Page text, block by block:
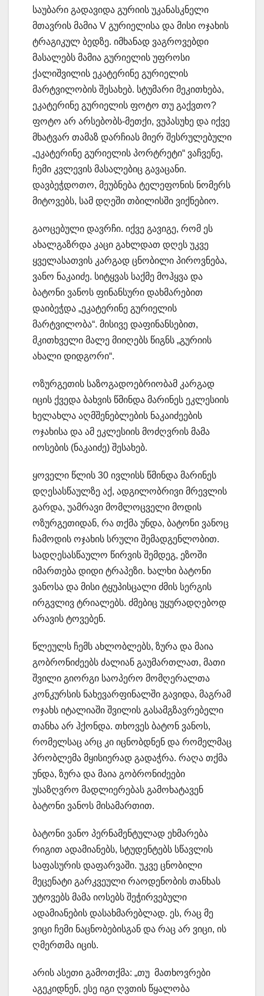
საუბარი გადავიდა გურიის უკანასკნელი
მთავრის მამია V გურიელისა და მისი ოჯახის
ტრაგიკულ ბედზე. იმხანად ვაგროვებდი
მასალებს მამია გურიელის უფროსი
ქალიშვილის ეკატერინე გურიელის
მარტვილობის შესახებ. სტუმარი მეკითხება,
ეკატერინე გურიელის ფოტო თუ გაქვთო?
ფოტო არ არსებობს-მეთქი, ვუპასუხე და იქვე
მხატვარ თამაზ დარჩიას მიერ შესრულებული
„ეკატერინე გურიელის პორტრეტი“ ვაჩვენე,
ჩემი კვლევის მასალებიც გავაცანი.
დავბეჭდოთო, მეუბნება ტელეფონის ნომერს
მიტოვებს, სამ დღეში თბილისში ვიქნებიო.
გაოცებული დავრჩი. იქვე გავიგე, რომ ეს
ახალგაზრდა კაცი გახლდათ დღეს უკვე
ყველასათვის კარგად ცნობილი პიროვნება,
ვანო ნაკაიძე. სიტყვას საქმე მოჰყვა და
ბატონი ვანოს ფინანსური დახმარებით
დაიბეჭდა „ეკატერინე გურიელის
მარტვილობა“. მისივე დაფინანსებით,
მკითხველი მალე მიიღებს წიგნს „გურიის
ახალი დიდგორი“.
ოზურგეთის საზოგადოებრიობამ კარგად
იცის ქვედა ბახვის წმინდა მარინეს ეკლესიის
ხელახლა აღმშენებლების ნაკაიძეების
ოჯახისა და ამ ეკლესიის მოძღვრის მამა
იოსების (ნაკაიძე) შესახებ.
ყოველი წლის 30 ივლისს წმინდა მარინეს
დღესასწაულზე აქ, ადგილობრივი მრევლის
გარდა, უამრავი მომლოცველი მოდის
ოზურგეთიდან, რა თქმა უნდა, ბატონი ვანოც
ჩამოდის ოჯახის სრული შემადგენლობით.
სადღესასწაულო წირვის შემდეგ, ეზოში
იმართება დიდი ტრაპეზი. ხალხი ბატონი
ვანოსა და მისი ტყუპისცალი ძმის სერგის
ირგვლივ ტრიალებს. ძმებიც უყურადღებოდ
არავის ტოვებენ.
წლეულს ჩემს ახლობლებს, ზურა და მაია
გობრონიძეებს ძალიან გაუმართლათ, მათი
შვილი გიორგი საოპერო მომღერალთა
კონკურსის ნახევარფინალში გავიდა, მაგრამ
ოჯახს იტალიაში შვილის გასამგზავრებელი
თანხა არ ჰქონდა. თხოვეს ბატონ ვანოს,
რომელსაც არც კი იცნობდნენ და რომელმაც
პრობლემა მყისიერად გადაჭრა. რაღა თქმა
უნდა, ზურა და მაია გობრონიძეები
უსაზღვრო მადლიერებას გამოხატავენ
ბატონი ვანოს მისამართით.
ბატონი ვანო პერნამენტულად ეხმარება
რიგით ადამიანებს, სტუდენტებს სწავლის
საფასურის დაფარვაში. უკვე ცნობილი
მეცენატი გარკვეული რაოდენობის თანხას
უტოვებს მამა იოსებს შეჭირვებული
ადამიანების დასახმარებლად. ეს, რაც მე
ვიცი ჩემი ნაცნობებისგან და რაც არ ვიცი, ის
ღმერთმა იცის.
არის ასეთი გამოთქმა: „თუ მათხოვრები
აგეკიდნენ, ესე იგი ღვთის წყალობა